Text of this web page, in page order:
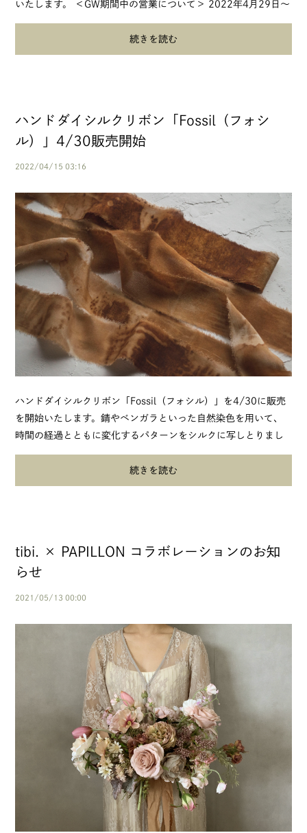
いたします。 ＜GW期間中の営業について＞ 2022年4月29日～
2022年5月8日まで 休...
続きを読む
ハンドダイシルクリボン「Fossil（フォシ
ル）」4/30販売開始
2022/04/15 03:16
ハンドダイシルクリボン「Fossil（フォシル）」を4/30に販売
を開始いたします。錆やベンガラといった自然染色を用いて、
時間の経過とともに変化するパターンをシルクに写しとりまし
た。リボンによって異なる表情...
続きを読む
tibi. × PAPILLON コラボレーションのお知
らせ
2021/05/13 00:00